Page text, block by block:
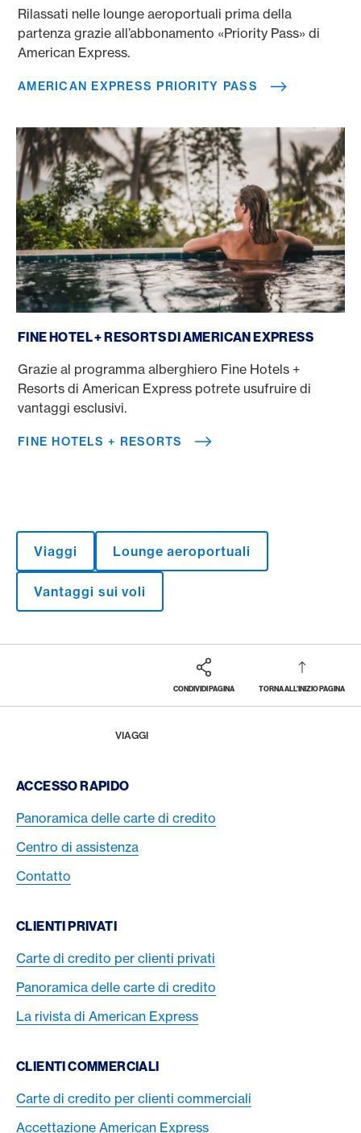
Rilassati nelle lounge aeroportuali prima della
partenza grazie all’abbonamento «Priority Pass» di
American Express.
AMERICAN EXPRESS PRIORITY PASS
FINE HOTEL + RESORTS DI AMERICAN EXPRESS
Grazie al programma alberghiero Fine Hotels +
Resorts di American Express potrete usufruire di
vantaggi esclusivi.
FINE HOTELS + RESORTS
Viaggi Lounge aeroportuali
Vantaggi sui voli
CONDIVIDI PAGINA TORNA ALL'INIZIO PAGINA
Footer
VIAGGI
Footer Navigation
ACCESSO RAPIDO
Panoramica delle carte di credito
Centro di assistenza
Contatto
CLIENTI PRIVATI
Carte di credito per clienti privati
Panoramica delle carte di credito
La rivista di American Express
CLIENTI COMMERCIALI
Carte di credito per clienti commerciali
Accettazione American Express